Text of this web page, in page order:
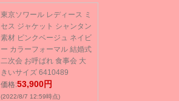
東京ソワール レディース ミ
セス ジャケット シャンタン
素材 ピンクベージュ ネイビ
ー カラーフォーマル 結婚式
二次会 お呼ばれ 食事会 大
きいサイズ 6410489
価格:53,900円
(2022/8/7 12:59時点)